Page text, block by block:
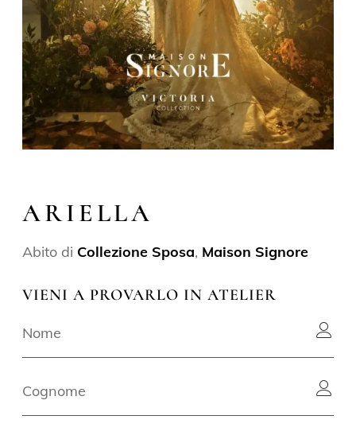
ARIELLA
Abito di Collezione Sposa, Maison Signore
VIENI A PROVARLO IN ATELIER